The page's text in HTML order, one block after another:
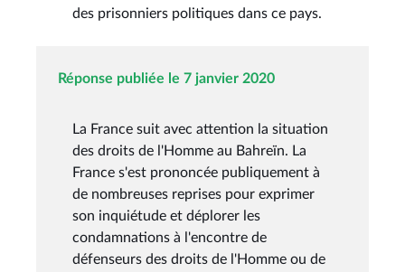
des prisonniers politiques dans ce pays.
Réponse publiée le 7 janvier 2020
La France suit avec attention la situation
des droits de l'Homme au Bahreïn. La
France s'est prononcée publiquement à
de nombreuses reprises pour exprimer
son inquiétude et déplorer les
condamnations à l'encontre de
défenseurs des droits de l'Homme ou de